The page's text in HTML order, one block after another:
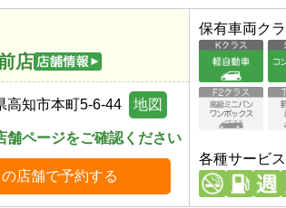
店
高知市本町5-6-44 地図
舗ページをご確認ください
の店舗で予約する
保有車両ク
各種サービス